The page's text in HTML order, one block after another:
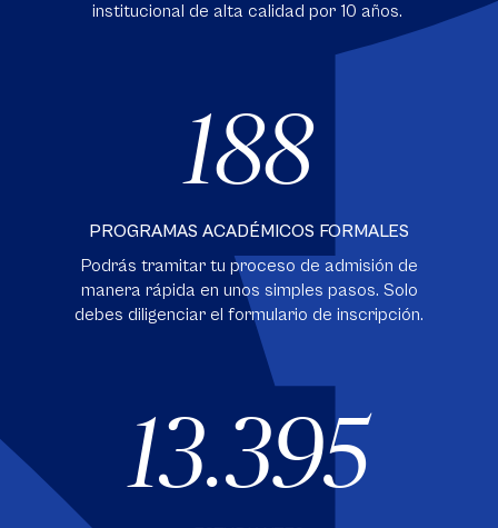
institucional de alta calidad por 10 años.
188
PROGRAMAS ACADÉMICOS FORMALES
Podrás tramitar tu proceso de admisión de
manera rápida en unos simples pasos. Solo
debes diligenciar el formulario de inscripción.
13.395